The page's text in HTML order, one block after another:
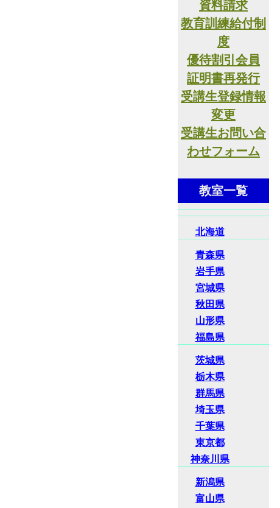
資料請求
教育訓練給付制
度
優待割引会員
証明書再発行
受講生登録情報
変更
受講生お問い合
わせフォーム
教室一覧
北海道
青森県
岩手県
宮城県
秋田県
山形県
福島県
茨城県
栃木県
群馬県
埼玉県
千葉県
東京都
神奈川県
新潟県
富山県